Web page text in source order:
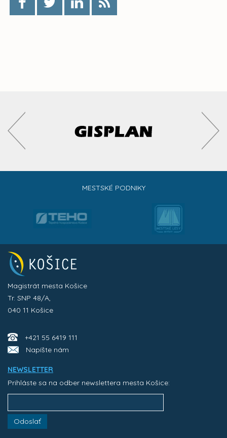
MESTSKÉ PODNIKY
Magistrát mesta Košice
Tr. SNP 48/A,
040 11 Košice
+421 55 6419 111
Napíšte nám
NEWSLETTER
Prihláste sa na odber newslettera mesta Košice:
Odoslať